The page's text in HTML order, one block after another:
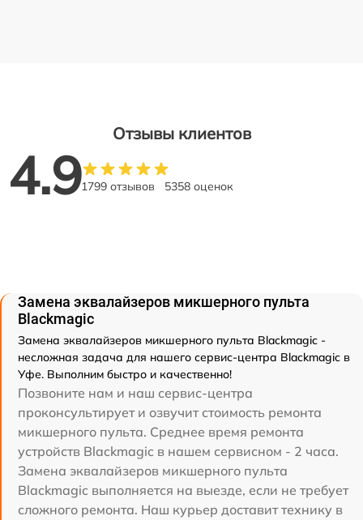
Отзывы клиентов
4.91799 отзывов 5358 оценок
Замена эквалайзеров микшерного пульта
Blackmagic
Замена эквалайзеров микшерного пульта Blackmagic -
несложная задача для нашего сервис-центра Blackmagic в
Уфе. Выполним быстро и качественно!
Позвоните нам и наш сервис-центра
проконсультирует и озвучит стоимость ремонта
микшерного пульта. Среднее время ремонта
устройств Blackmagic в нашем сервисном - 2 часа.
Замена эквалайзеров микшерного пульта
Blackmagic выполняется на выезде, если не требует
сложного ремонта. Наш курьер доставит технику в